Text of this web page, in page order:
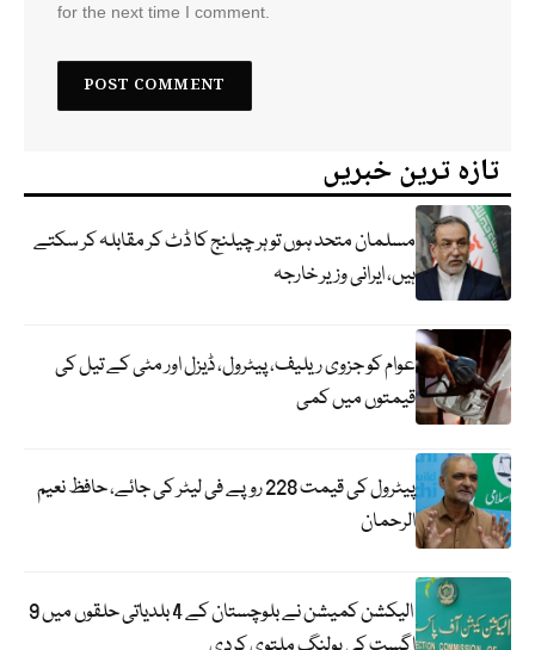
for the next time I comment.
تازہ ترین خبریں
مسلمان متحد ہوں تو ہر چیلنج کا ڈٹ کر مقابلہ کر سکتے
ہیں، ایرانی وزیر خارجہ
عوام کو جزوی ریلیف، پیٹرول، ڈیزل اور مٹی کے تیل کی
قیمتوں میں کمی
پیٹرول کی قیمت 228 روپے فی لیٹر کی جائے، حافظ نعیم
الرحمان
الیکشن کمیشن نے بلوچستان کے 4 بلدیاتی حلقوں میں 9